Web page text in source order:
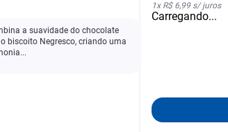
a suavidade do chocolate
biscoito Negresco, criando uma
1x R$ 6,99s/ juros
Carregando...